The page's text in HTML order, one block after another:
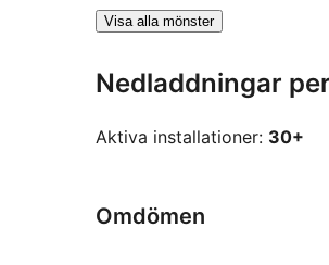
Visa alla mönster
Nedladdningar
Aktiva installationer: 30+
Omdömen